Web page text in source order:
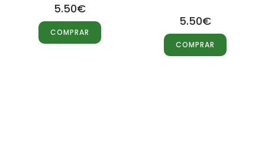
5.50€
COMPRAR
5.50€
COMPRAR